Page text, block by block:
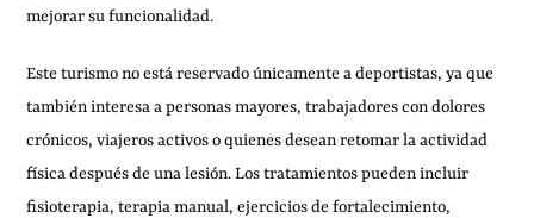
mejorar su funcionalidad.
Este turismo no está reservado únicamente a deportistas, ya que
también interesa a personas mayores, trabajadores con dolores
crónicos, viajeros activos o quienes desean retomar la actividad
física después de una lesión. Los tratamientos pueden incluir
fisioterapia, terapia manual, ejercicios de fortalecimiento,